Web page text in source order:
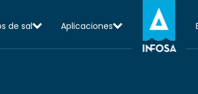
de sal Aplicaciones